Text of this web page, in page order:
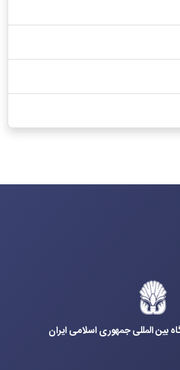
بین المللی جمهوری اسلامی ایران